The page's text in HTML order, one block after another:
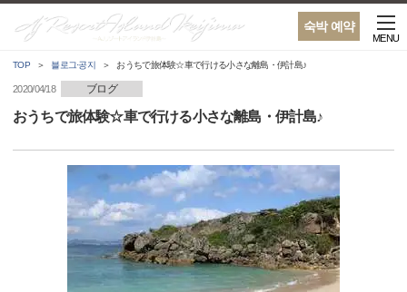
숙박 예약
MENU
TOP 블로그·공지 おうちで旅体験☆車で行ける小さな離島・伊計島♪
2020/04/18 ブログ
おうちで旅体験☆車で行ける小さな離島・伊計島♪